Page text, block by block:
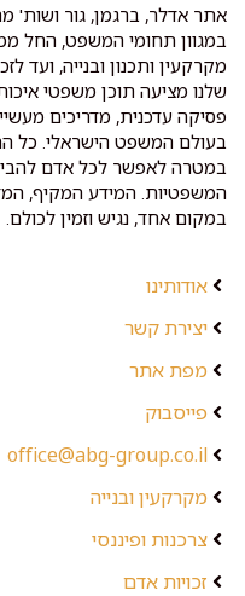
אתר אדלר, ברגמן, גור ושות'
במגוון תחומי המשפט, החל
מקרקעין ותכנון ובנייה, ועד
שלנו מציעה תוכן משפטי
פסיקה עדכנית, מדריכים
בעולם המשפט הישראלי. כל
במטרה לאפשר לכל אדם להבין
המשפטיות. המידע המקיף,
במקום אחד, נגיש וזמין לכולם.
אודותינו
יצירת קשר
מפת אתר
פייסבוק
office@abg-group.co.il
מקרקעין ובנייה
צרכנות ופיננסי
זכויות אדם